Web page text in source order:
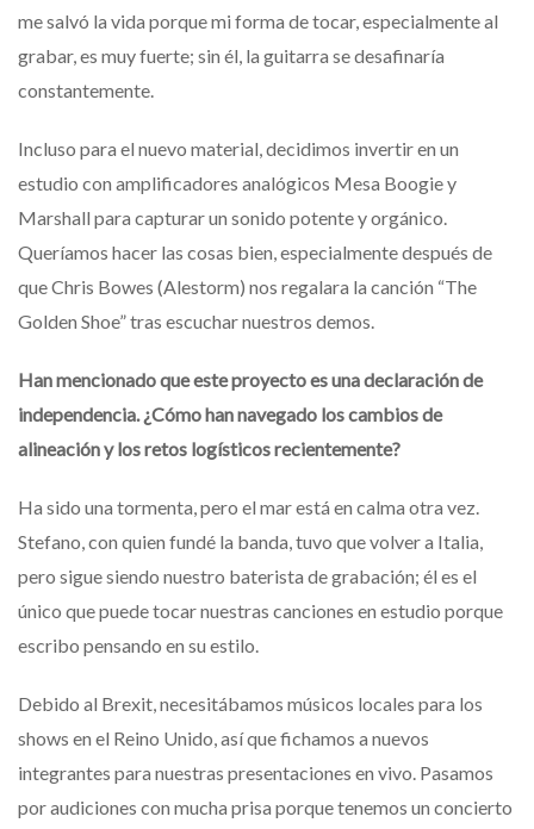
me salvó la vida porque mi forma de tocar, especialmente al
grabar, es muy fuerte; sin él, la guitarra se desafinaría
constantemente.
Incluso para el nuevo material, decidimos invertir en un
estudio con amplificadores analógicos Mesa Boogie y
Marshall para capturar un sonido potente y orgánico.
Queríamos hacer las cosas bien, especialmente después de
que Chris Bowes (Alestorm) nos regalara la canción “The
Golden Shoe” tras escuchar nuestros demos.
Han mencionado que este proyecto es una declaración de
independencia. ¿Cómo han navegado los cambios de
alineación y los retos logísticos recientemente?
Ha sido una tormenta, pero el mar está en calma otra vez.
Stefano, con quien fundé la banda, tuvo que volver a Italia,
pero sigue siendo nuestro baterista de grabación; él es el
único que puede tocar nuestras canciones en estudio porque
escribo pensando en su estilo.
Debido al Brexit, necesitábamos músicos locales para los
shows en el Reino Unido, así que fichamos a nuevos
integrantes para nuestras presentaciones en vivo. Pasamos
por audiciones con mucha prisa porque tenemos un concierto